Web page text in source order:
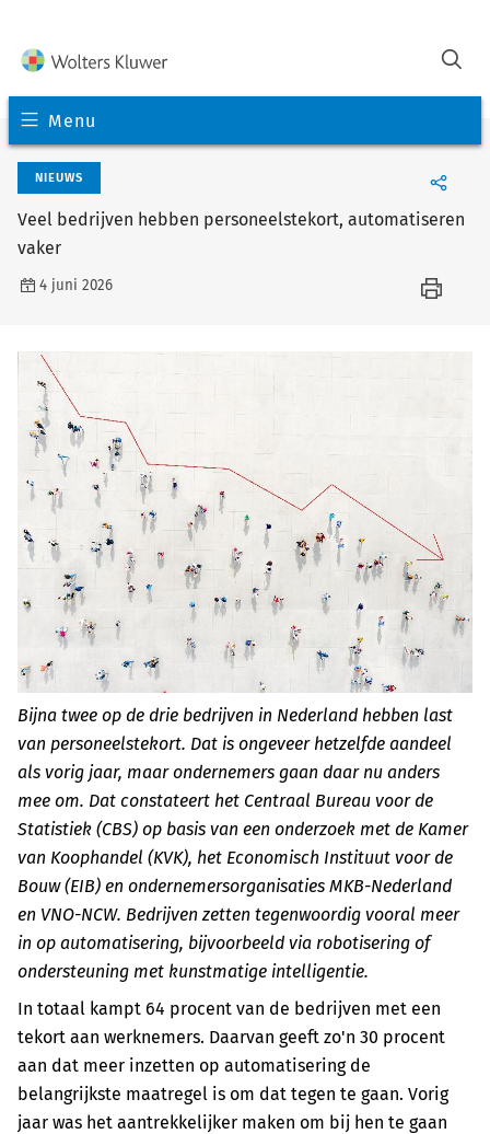
Menu
NIEUWS
Veel bedrijven hebben personeelstekort, automatiseren
vaker
4 juni 2026
Bijna twee op de drie bedrijven in Nederland hebben last
van personeelstekort. Dat is ongeveer hetzelfde aandeel
als vorig jaar, maar ondernemers gaan daar nu anders
mee om. Dat constateert het Centraal Bureau voor de
Statistiek (CBS) op basis van een onderzoek met de Kamer
van Koophandel (KVK), het Economisch Instituut voor de
Bouw (EIB) en ondernemersorganisaties MKB-Nederland
en VNO-NCW. Bedrijven zetten tegenwoordig vooral meer
in op automatisering, bijvoorbeeld via robotisering of
ondersteuning met kunstmatige intelligentie.
In totaal kampt 64 procent van de bedrijven met een
tekort aan werknemers. Daarvan geeft zo'n 30 procent
aan dat meer inzetten op automatisering de
belangrijkste maatregel is om dat tegen te gaan. Vorig
jaar was het aantrekkelijker maken om bij hen te gaan